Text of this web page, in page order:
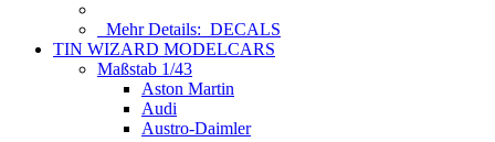
Mehr Details: DECALS
TIN WIZARD MODELCARS
Maßstab 1/43
Aston Martin
Audi
Austro-Daimler